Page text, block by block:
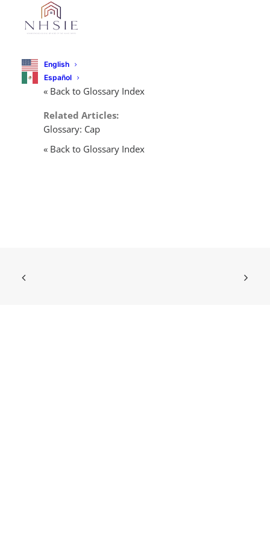
English
Español
« Back to Glossary Index
Related Articles:
Glossary: Cap
« Back to Glossary Index